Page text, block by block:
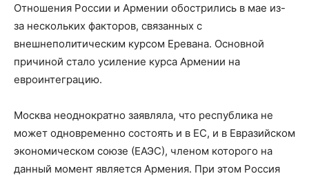
Отношения России и Армении обострились в мае из-
за нескольких факторов, связанных с
внешнеполитическим курсом Еревана. Основной
причиной стало усиление курса Армении на
евроинтеграцию.
Москва неоднократно заявляла, что республика не
может одновременно состоять и в ЕС, и в Евразийском
экономическом союзе (ЕАЭС), членом которого на
данный момент является Армения. При этом Россия